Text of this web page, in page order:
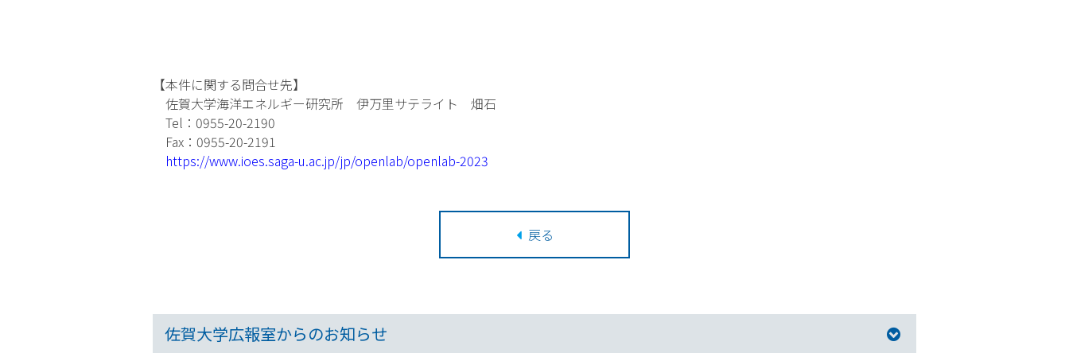
【本件に関する問合せ先】
佐賀大学海洋エネルギー研究所 伊万里サテライト 畑石
Tel：0955-20-2190
Fax：0955-20-2191
https://www.ioes.saga-u.ac.jp/jp/openlab/openlab-2023
戻る
佐賀大学広報室からのお知らせ